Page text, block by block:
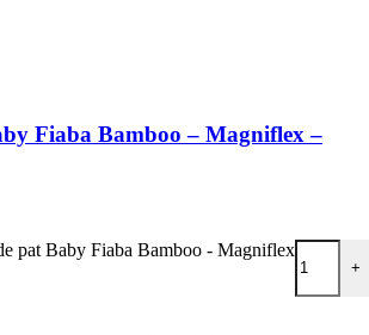
Fiaba Bamboo – Magniflex –
pat Baby Fiaba Bamboo - Magniflex
+